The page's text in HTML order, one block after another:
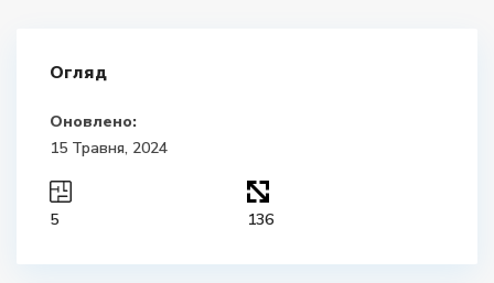
Огляд
Оновлено:
15 Травня, 2024
5 136